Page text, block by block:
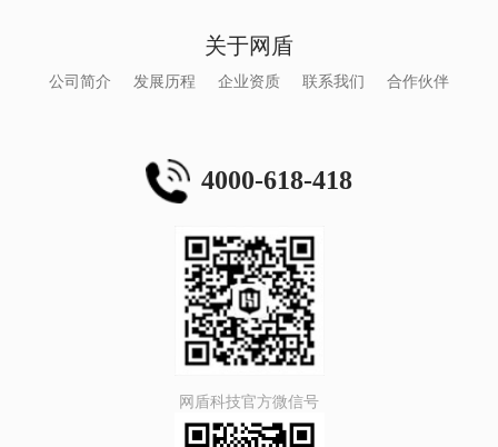
关于网盾
公司简介 发展历程 企业资质 联系我们 合作伙伴
4000-618-418
网盾科技官方微信号